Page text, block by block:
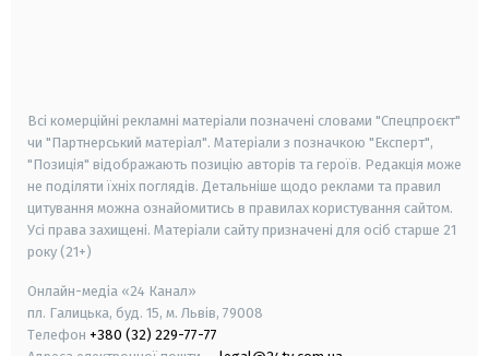
Всі комерційні рекламні матеріали позначені словами "Спецпроєкт"
чи "Партнерський матеріал". Матеріали з позначкою "Експерт",
"Позиція" відображають позицію авторів та героїв. Редакція може
не поділяти їхніх поглядів. Детальніше щодо реклами та правил
цитування можна ознайомитись в правилах користування сайтом.
Усі права захищені. Матеріали сайту призначені для осіб старше 21
року (21+)
Онлайн-медіа «24 Канал»
пл. Галицька, буд. 15, м. Львів, 79008
Телефон +380 (32) 229-77-77